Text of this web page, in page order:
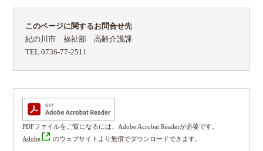
このページに関するお問合せ先
紀の川市 福祉部 高齢介護課
TEL 0736-77-2511
PDFファイルをご覧になるには、Adobe Acrobat Readerが必要です。
Adobe
のウェブサイトより無償でダウンロードできます。